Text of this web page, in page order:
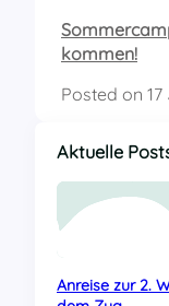
kommen!
Posted on
Aktuelle
Anreise zur 2.